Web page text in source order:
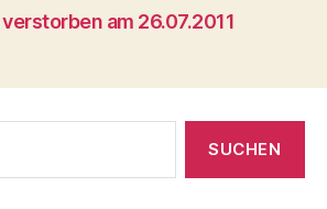
am 26.07.2011